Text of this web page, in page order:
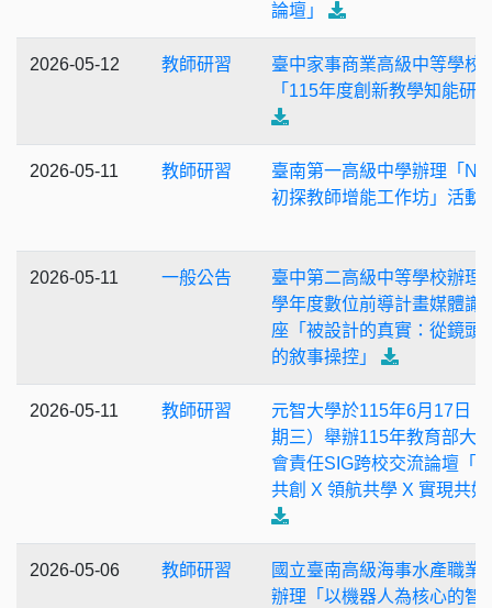
論壇」
2026-05-12 教師研習
臺中家事商業高級中等學校
「115年度創新教學知能研
2026-05-11 教師研習
臺南第一高級中學辦理「
初探教師增能工作坊」活動
2026-05-11 一般公告
臺中第二高級中等學校辦理
學年度數位前導計畫媒體識
座「被設計的真實：從鏡頭
的敘事操控」
2026-05-11 教師研習
元智大學於115年6月17日（
期三）舉辦115年教育部大
會責任SIG跨校交流論壇「
共創 X 領航共學 X 實現共好
2026-05-06 教師研習
國立臺南高級海事水產職業
辦理「以機器人為核心的智